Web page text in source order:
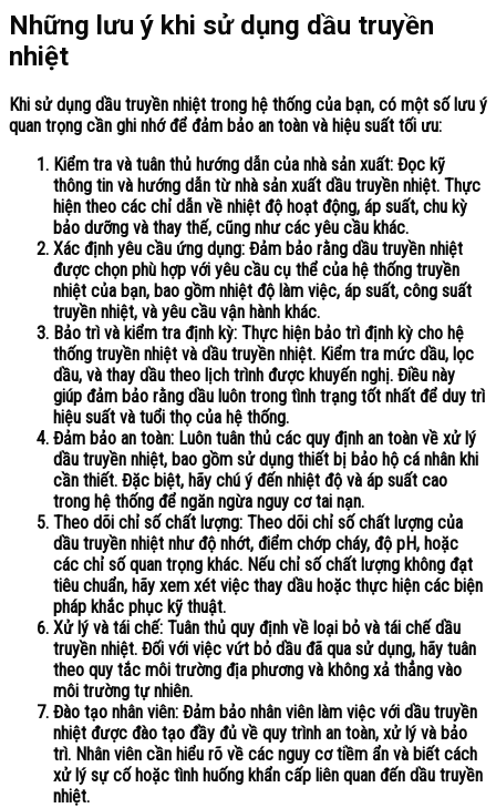
Những lưu ý khi sử dụng dầu truyền
nhiệt
Khi sử dụng dầu truyền nhiệt trong hệ thống của bạn, có một số lưu ý
quan trọng cần ghi nhớ để đảm bảo an toàn và hiệu suất tối ưu:
Kiểm tra và tuân thủ hướng dẫn của nhà sản xuất: Đọc kỹ
thông tin và hướng dẫn từ nhà sản xuất dầu truyền nhiệt. Thực
hiện theo các chỉ dẫn về nhiệt độ hoạt động, áp suất, chu kỳ
bảo dưỡng và thay thế, cũng như các yêu cầu khác.
Xác định yêu cầu ứng dụng: Đảm bảo rằng dầu truyền nhiệt
được chọn phù hợp với yêu cầu cụ thể của hệ thống truyền
nhiệt của bạn, bao gồm nhiệt độ làm việc, áp suất, công suất
truyền nhiệt, và yêu cầu vận hành khác.
Bảo trì và kiểm tra định kỳ: Thực hiện bảo trì định kỳ cho hệ
thống truyền nhiệt và dầu truyền nhiệt. Kiểm tra mức dầu, lọc
dầu, và thay dầu theo lịch trình được khuyến nghị. Điều này
giúp đảm bảo rằng dầu luôn trong tình trạng tốt nhất để duy trì
hiệu suất và tuổi thọ của hệ thống.
Đảm bảo an toàn: Luôn tuân thủ các quy định an toàn về xử lý
dầu truyền nhiệt, bao gồm sử dụng thiết bị bảo hộ cá nhân khi
cần thiết. Đặc biệt, hãy chú ý đến nhiệt độ và áp suất cao
trong hệ thống để ngăn ngừa nguy cơ tai nạn.
Theo dõi chỉ số chất lượng: Theo dõi chỉ số chất lượng của
dầu truyền nhiệt như độ nhớt, điểm chớp cháy, độ pH, hoặc
các chỉ số quan trọng khác. Nếu chỉ số chất lượng không đạt
tiêu chuẩn, hãy xem xét việc thay dầu hoặc thực hiện các biện
pháp khắc phục kỹ thuật.
Xử lý và tái chế: Tuân thủ quy định về loại bỏ và tái chế dầu
truyền nhiệt. Đối với việc vứt bỏ dầu đã qua sử dụng, hãy tuân
theo quy tắc môi trường địa phương và không xả thẳng vào
môi trường tự nhiên.
Đào tạo nhân viên: Đảm bảo nhân viên làm việc với dầu truyền
nhiệt được đào tạo đầy đủ về quy trình an toàn, xử lý và bảo
trì. Nhân viên cần hiểu rõ về các nguy cơ tiềm ẩn và biết cách
xử lý sự cố hoặc tình huống khẩn cấp liên quan đến dầu truyền
nhiệt.